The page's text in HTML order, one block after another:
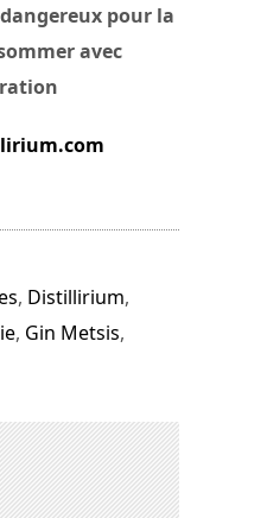
dangereux pour la
avec
, Distillirium,
, Gin Metsis,